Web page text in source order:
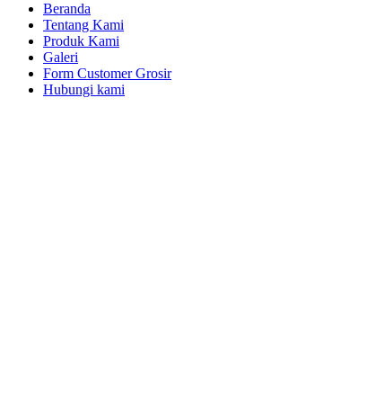
Beranda
Tentang Kami
Produk Kami
Galeri
Form Customer Grosir
Hubungi kami